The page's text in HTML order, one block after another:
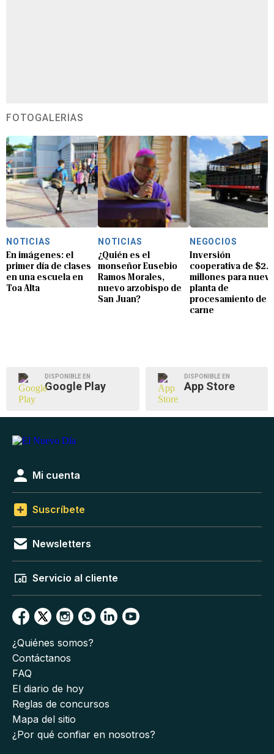
FOTOGALERÍAS
NOTICIAS
En imágenes: el
primer día de clases
en una escuela en
Toa Alta
NOTICIAS
¿Quién es el
monseñor Eusebio
Ramos Morales,
nuevo arzobispo de
San Juan?
NEGOCIOS
Inversión
cooperativa de $2.8
millones para nueva
planta de
procesamiento de
carne
DISPONIBLE EN
Google Play
DISPONIBLE EN
App Store
Mi cuenta
Suscríbete
Newsletters
Servicio al cliente
¿Quiénes somos?
Contáctanos
FAQ
El diario de hoy
Reglas de concursos
Mapa del sitio
¿Por qué confiar en nosotros?